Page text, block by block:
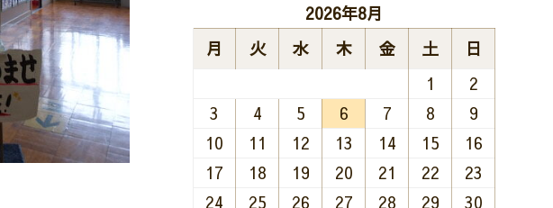
2026年8月
月
火 水 木 金 土
日
1
2
3
4 5 6 7 8
9
10
11 12 13 14 15
16
17
18 19 20 21 22
23
24
25 26 27 28 29
30